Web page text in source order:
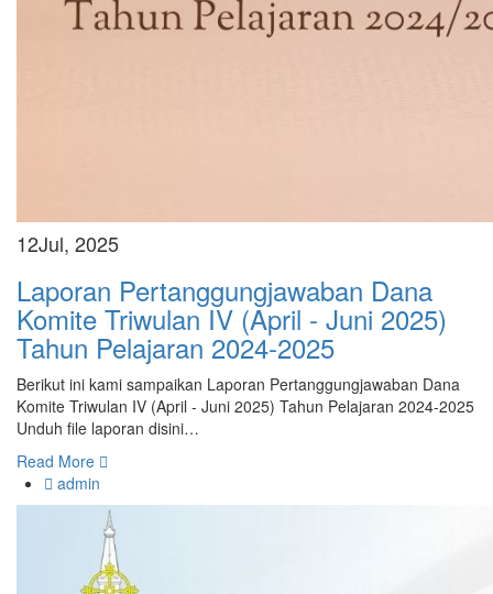
12Jul, 2025
Laporan Pertanggungjawaban Dana
Komite Triwulan IV (April - Juni 2025)
Tahun Pelajaran 2024-2025
Berikut ini kami sampaikan Laporan Pertanggungjawaban Dana
Komite Triwulan IV (April - Juni 2025) Tahun Pelajaran 2024-2025
Unduh file laporan disini…
Read More
admin